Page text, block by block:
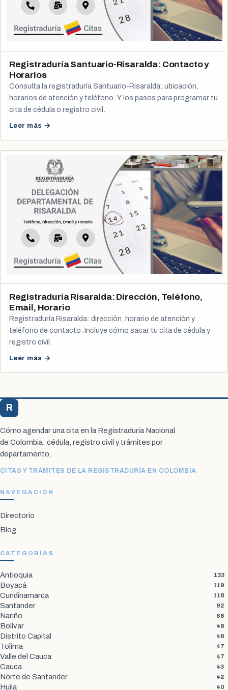
Registraduría Santuario-Risaralda: Contacto y
Horarios
Consulta la registraduría Santuario-Risaralda: ubicación,
horarios de atención y teléfono. Y los pasos para programar tu
cita de cédula o registro civil.
Leer más →
Registraduría Risaralda: Dirección, Teléfono,
Email, Horario
Registraduría Risaralda: dirección, horario de atención y
teléfono de contacto. Incluye cómo sacar tu cita de cédula y
registro civil.
Leer más →
R
Cómo agendar una cita en la Registraduría Nacional
de Colombia: cédula, registro civil y trámites por
departamento.
CITAS Y TRÁMITES DE LA REGISTRADURÍA EN COLOMBIA
NAVEGACIÓN
Directorio
Blog
CATEGORÍAS
Antioquia 133
Boyacá 119
Cundinamarca 118
Santander 92
Nariño 68
Bolívar 48
Distrito Capital 48
Tolima 47
Valle del Cauca 47
Cauca 43
Norte de Santander 42
Huila 40